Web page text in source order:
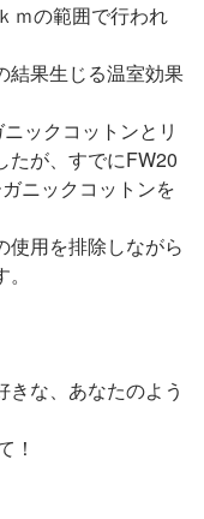
ｍの範囲で行われ
結果生じる温室効果
ックコットンとリ
たが、すでにFW20
ニックコットンを
使用を排除しながら
な、あなたのよう
！